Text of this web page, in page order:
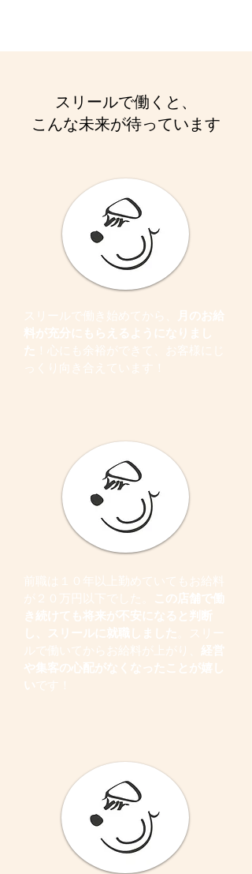
スリールで働くと、
こんな未来が待っています
スリールで働き始めてから、
月のお給
料が充分にもらえるようになりまし
た
！心にも余裕ができて、お客様にじ
っくり向き合えています！
前職は１０年以上勤めていてもお給料
が２０万円以下でした。
この店舗で働
き続けても将来が不安になると判断
し、スリールに就職しました
。スリー
ルで働いてからお給料が上がり、 経営
や集客の心配がなくなったことが嬉し
いです！